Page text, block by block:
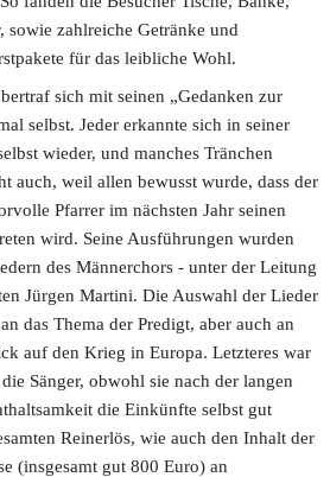
sowie zahlreiche Getränke und
für das leibliche Wohl.
sich mit seinen „Gedanken zur
selbst. Jeder erkannte sich in seiner
wieder, und manches Tränchen
auch, weil allen bewusst wurde, dass der
Pfarrer im nächsten Jahr seinen
wird. Seine Ausführungen wurden
des Männerchors - unter der Leitung
Jürgen Martini. Die Auswahl der Lieder
das Thema der Predigt, aber auch an
auf den Krieg in Europa. Letzteres war
Sänger, obwohl sie nach der langen
die Einkünfte selbst gut
Reinerlös, wie auch den Inhalt der
(insgesamt gut 800 Euro) an